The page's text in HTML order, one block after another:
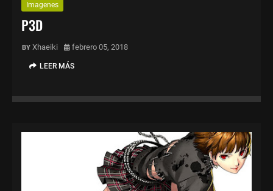
Imagenes
P3D
Xhaeiki febrero 05, 2018
LEER MÁS